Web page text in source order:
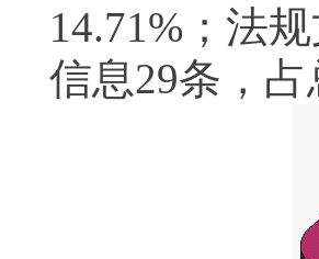
14.71%；法
信息29条，